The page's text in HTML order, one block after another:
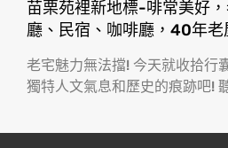
苗栗苑裡新地標-啡常美好
廳、民宿、咖啡廳，40年老
老宅魅力無法擋! 今天就收拾行
獨特人文氣息和歷史的痕跡吧!